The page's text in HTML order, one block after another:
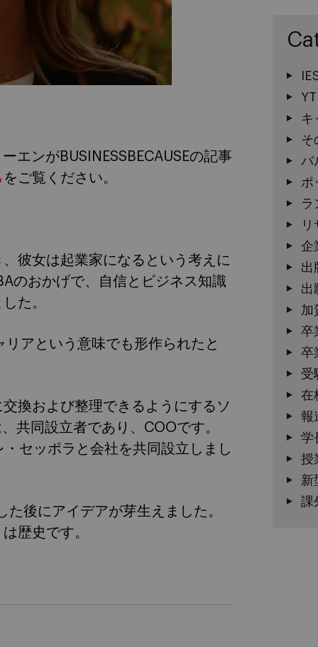
エンがBUSINESSBECAUSEの記事
をご覧ください。
彼女は起業家になるという考えに
のおかげで、自信とビジネス知識
た。
アという意味でも形作られたと
換および整理できるようにするソ
共同設立者であり、COOです。
セッポラと会社を共同設立しまし
後にアイデアが芽生えました。
歴史です。
キ
そ
バ
ポ
ラ
リ
企
出
出
加
卒
卒
受
在
報
学
授
新
課